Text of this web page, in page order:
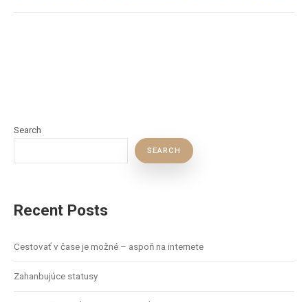
Search
SEARCH
Recent Posts
Cestovať v čase je možné – aspoň na internete
Zahanbujúce statusy